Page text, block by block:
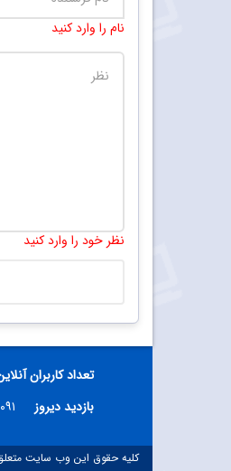
نام را وارد کنید
نظر خود را وارد کنید
تعداد کاربران
بازدید دیروز
کلیه حقوق این وب سایت